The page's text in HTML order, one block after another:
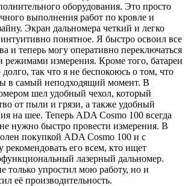
оборудования. Это просто
выполнения работ по кровле и
Экран дальномера четкий и легко
понятное. Я быстро освоил все
и теперь могу оперативно переключаться
измерения. Кроме того, батареи
так что я не беспокоюсь о том, что
в самый неподходящий момент. В
шел удобный чехол, который
от пыли и грязи, а также удобный
на шее. Теперь ADA Cosmo 100 всегда
нужно быстро провести измерения. В
покупкой ADA Cosmo 100 и с
рекомендовать его всем, кто ищет
лазерный дальномер.
только упростил мою работу, но и
её производительность.